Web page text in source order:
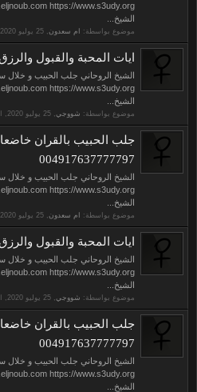
https://www.s3udy.org
الشيخ...
موضوع بواسطة: ام سعدون,
ايات المحبة والقبول والرزق 004917637777797
https://www.s3udy.org
الشيخ...
موضوع بواسطة: شووجي,
,
جلب الحبيب بالقران خاضعا
004917637777797
https://www.s3udy.org
الشيخ...
موضوع بواسطة: ام سعدون,
ايات المحبة والقبول والرزق 004917637777797
https://www.s3udy.org
الشيخ...
موضوع بواسطة: شووجي,
,
جلب الحبيب بالقران خاضعا
004917637777797
https://www.s3udy.org
الشيخ...